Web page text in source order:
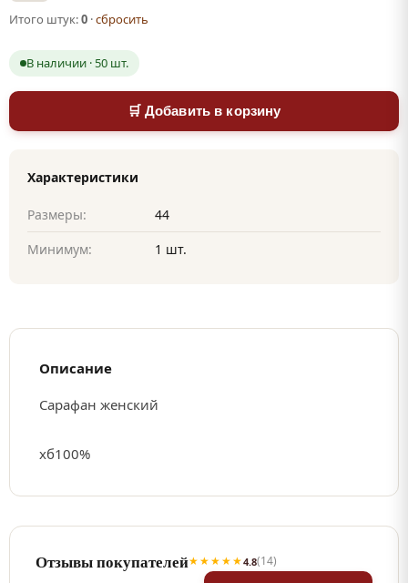
Итого штук:0 ·сбросить
В наличии · 50 шт.
🛒 Добавить в корзину
Характеристики
Размеры:
44
Минимум:
1 шт.
Описание
Сарафан женский
хб100%
Отзывы покупателей★★★★★4.8(14)